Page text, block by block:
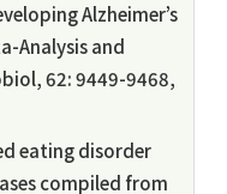
Alzheimer’s
Analysis and
62: 9449-9468,
eating disorder
compiled from